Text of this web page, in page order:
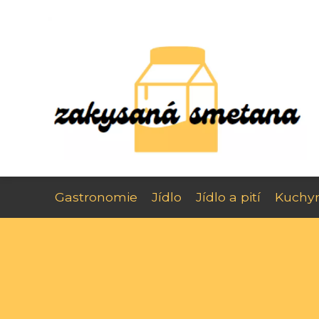
Gastronomie Jídlo Jídlo a pití